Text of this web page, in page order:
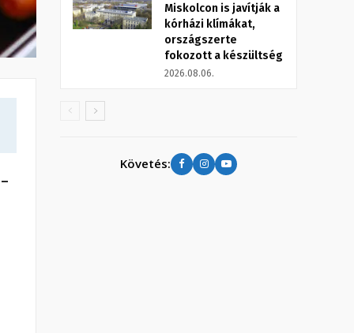
Miskolcon is javítják a
kórházi klímákat,
országszerte
fokozott a készültség
2026.08.06.
Követés: